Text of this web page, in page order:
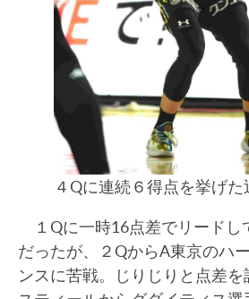
４Qに連続６得点を挙げ
１Qに一時16点差でリードし
だったが、２QからA東京のハ
ンスに苦戦。じりじりと点差